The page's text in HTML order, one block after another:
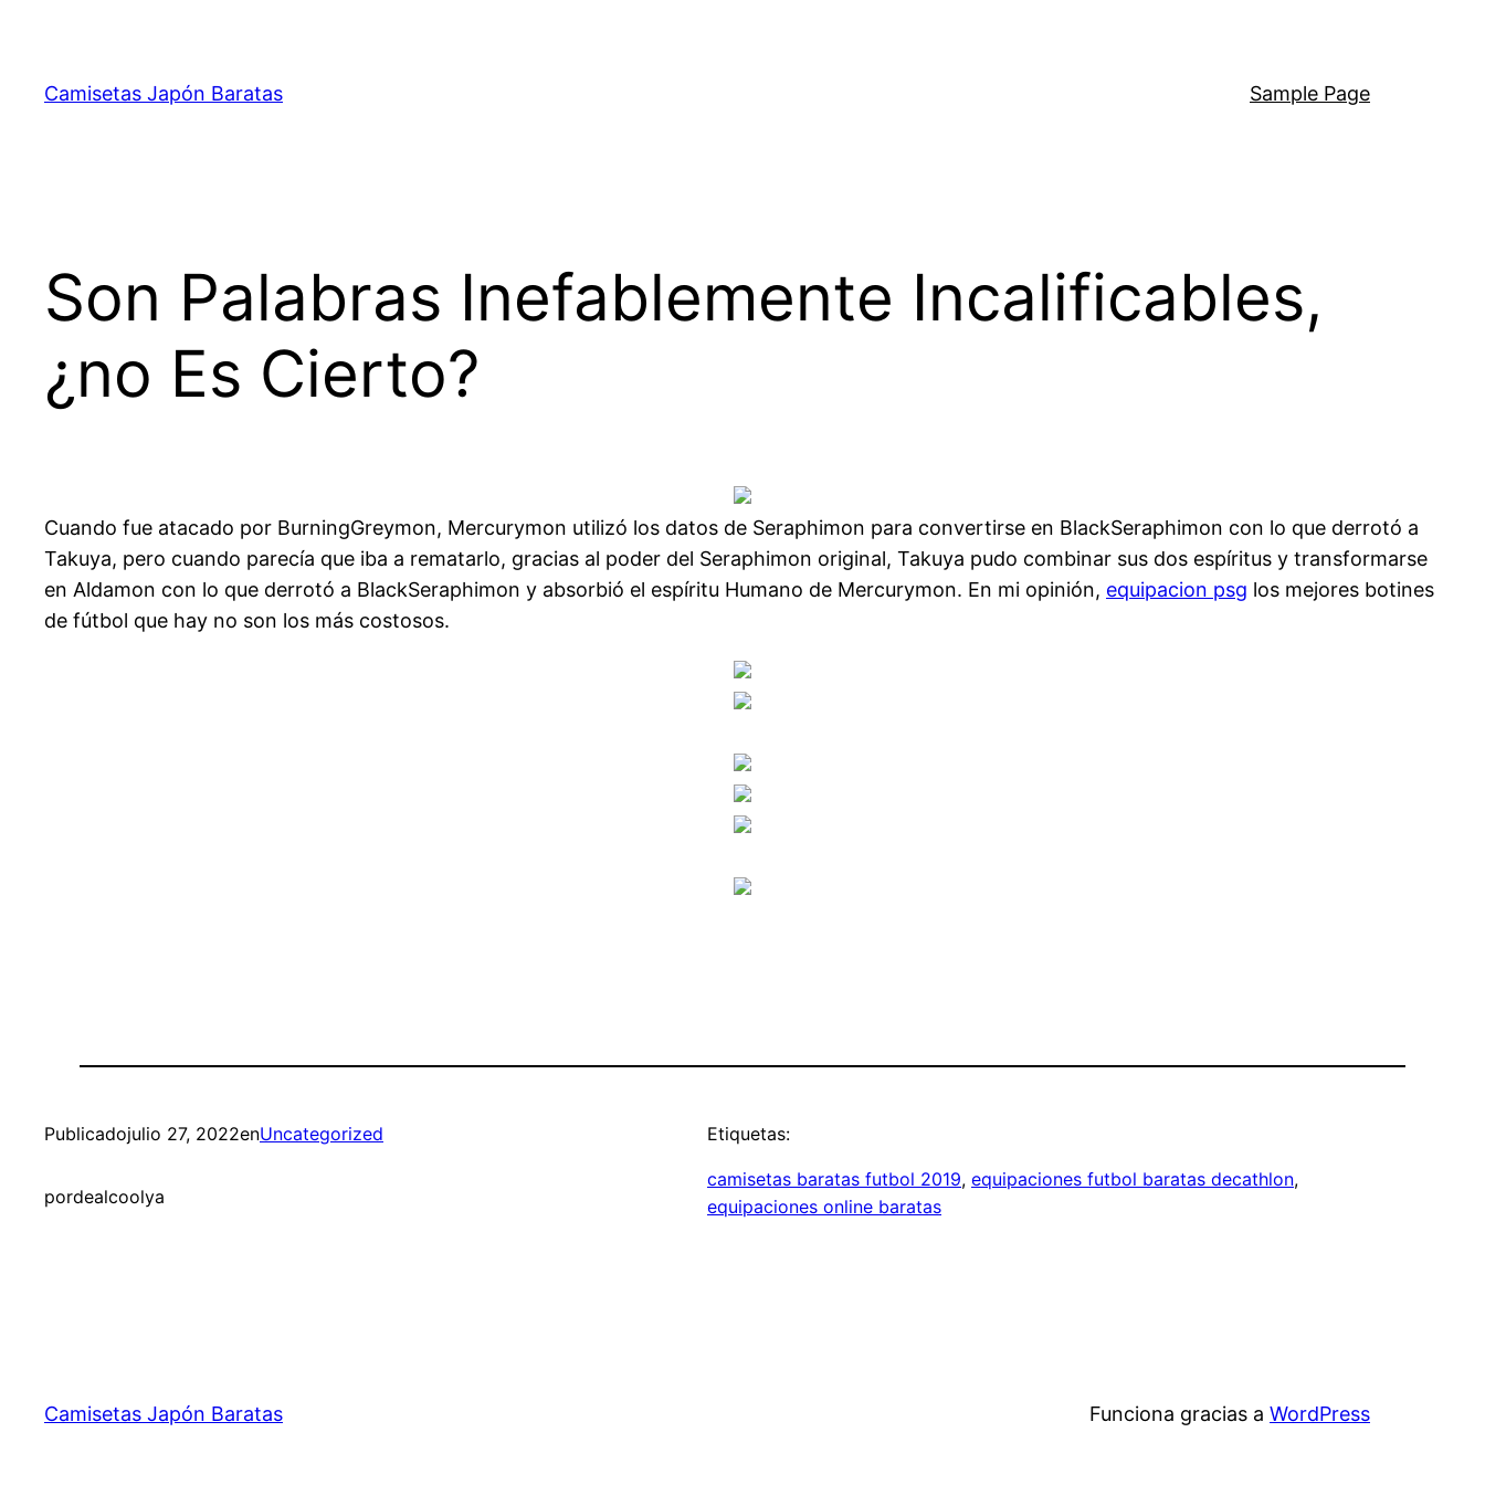
contenido
Camisetas Japón Baratas Sample Page
Son Palabras Inefablemente Incalificables,
¿no Es Cierto?
Cuando fue atacado por BurningGreymon, Mercurymon utilizó los datos de Seraphimon para convertirse en BlackSeraphimon con lo que derrotó a
Takuya, pero cuando parecía que iba a rematarlo, gracias al poder del Seraphimon original, Takuya pudo combinar sus dos espíritus y transformarse
en Aldamon con lo que derrotó a BlackSeraphimon y absorbió el espíritu Humano de Mercurymon. En mi opinión, equipacion psg los mejores botines
de fútbol que hay no son los más costosos.
Publicadojulio 27, 2022enUncategorized
pordealcoolya
Etiquetas:
camisetas baratas futbol 2019, equipaciones futbol baratas decathlon
equipaciones online baratas
Camisetas Japón Baratas Funciona gracias a WordPress